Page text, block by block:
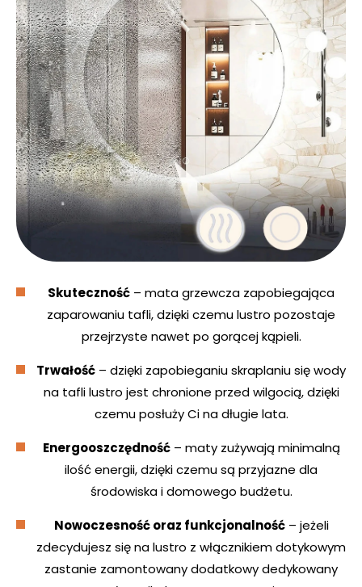
Skuteczność – mata grzewcza zapobiegająca
zaparowaniu tafli, dzięki czemu lustro pozostaje
przejrzyste nawet po gorącej kąpieli.
Trwałość – dzięki zapobieganiu skraplaniu się wody
na tafli lustro jest chronione przed wilgocią, dzięki
czemu posłuży Ci na długie lata.
Energooszczędność– maty zużywają minimalną
ilość energii, dzięki czemu są przyjazne dla
środowiska i domowego budżetu.
Nowoczesność oraz funkcjonalność– jeżeli
zdecydujesz się na lustro z włącznikiem dotykowym
zastanie zamontowany dodatkowy dedykowany